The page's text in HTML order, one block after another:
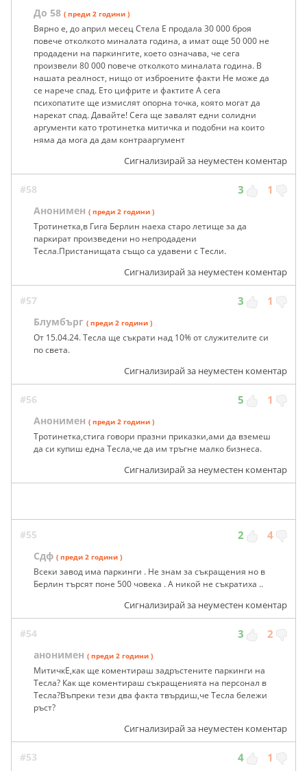
До 58 ( преди 2 години )
Вярно е, до април месец Стела Е продала 30 000 броя
повече отколкото миналата година, а имат още 50 000 не
продадени на паркингите, което означава, че сега
произвели 80 000 повече отколкото миналата година. В
нашата реалност, нищо от изброените факти Не може да
се нарече спад. Ето цифрите и фактите А сега
психопатите ще измислят опорна точка, която могат да
нарекат спад. Давайте! Сега ще завалят едни солидни
аргументи като тротинетка митичка и подобни на които
няма да мога да дам контрааргумент
Сигнализирай за неуместен коментар
#58 3 1
Анонимен ( преди 2 години )
Тротинетка,в Гига Берлин наеха старо летище за да
паркират произведени но непродадени
Тесла.Пристанищата също са удавени с Тесли.
Сигнализирай за неуместен коментар
#57 3 1
Блумбърг ( преди 2 години )
От 15.04.24. Тесла ще съкрати над 10% от служителите си
по света.
Сигнализирай за неуместен коментар
#56 5 1
Анонимен ( преди 2 години )
Тротинетка,стига говори празни приказки,ами да вземеш
да си купиш една Тесла,че да им тръгне малко бизнеса.
Сигнализирай за неуместен коментар
#55 2 4
Сдф ( преди 2 години )
Всеки завод има паркинги . Не знам за съкращения но в
Берлин търсят поне 500 човека . А никой не съкратиха ..
Сигнализирай за неуместен коментар
#54 3 2
анонимен ( преди 2 години )
МитичкЕ,как ще коментираш задръстените паркинги на
Тесла? Как ще коментираш съкращенията на персонал в
Тесла?Въпреки тези два факта твърдиш,че Тесла бележи
ръст?
Сигнализирай за неуместен коментар
#53 4 1